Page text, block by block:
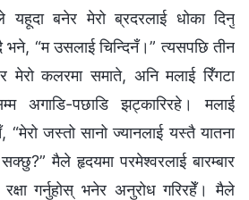
बनेर मेरो ब्रदरलाई धोका दिनु
“म उसलाई चिन्दिनँ।” त्यसपछि तीन
कलरमा समाते, अनि मलाई रिँगटा
अगाडि-पछाडि झट्कारिरहे। मलाई
जस्तो सानो ज्यानलाई यस्तै यातना
मैले हृदयमा परमेश्‍वरलाई बारम्‍बार
रक्षा गर्नुहोस् भनेर अनुरोध गरिरहेँ। मैले